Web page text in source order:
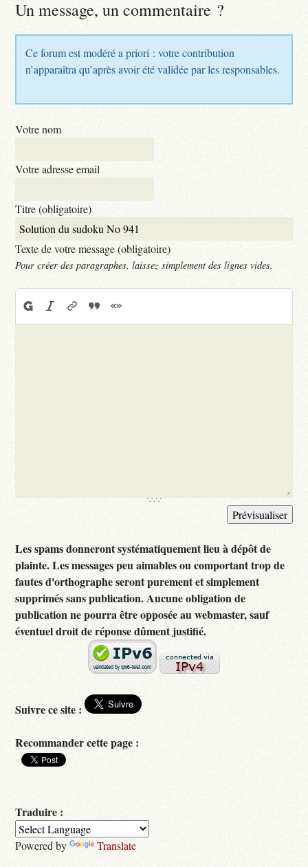
Un message, un commentaire ?
Ce forum est modéré a priori : votre contribution
n’apparaîtra qu’après avoir été validée par les responsables.
Votre nom
Votre adresse email
Titre (obligatoire)
Texte de votre message (obligatoire)
Pour créer des paragraphes, laissez simplement des lignes vides.
Les spams donneront systématiquement lieu à dépôt de
plainte. Les messages peu aimables ou comportant trop de
fautes d'orthographe seront purement et simplement
supprimés sans publication. Aucune obligation de
publication ne pourra être opposée au webmaster, sauf
éventuel droit de réponse dûment justifié.
Suivre ce site :
Recommander cette page :
Traduire :
Powered by Translate